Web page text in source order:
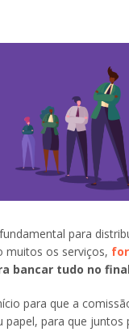
para
muitos os serviços,
bancar tudo no final
para que a
para que